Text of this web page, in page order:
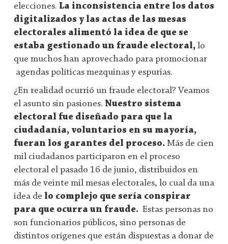
elecciones. La inconsistencia entre los datos
digitalizados y las actas de las mesas
electorales alimentó la idea de que se
estaba gestionado un fraude electoral, lo
que muchos han aprovechado para promocionar
agendas políticas mezquinas y espurias.
¿En realidad ocurrió un fraude electoral? Veamos
el asunto sin pasiones. Nuestro sistema
electoral fue diseñado para que la
ciudadanía, voluntarios en su mayoría,
fueran los garantes del proceso. Más de cien
mil ciudadanos participaron en el proceso
electoral el pasado 16 de junio, distribuidos en
más de veinte mil mesas electorales, lo cual da una
idea de lo complejo que sería conspirar
para que ocurra un fraude. Estas personas no
son funcionarios públicos, sino personas de
distintos orígenes que están dispuestas a donar de